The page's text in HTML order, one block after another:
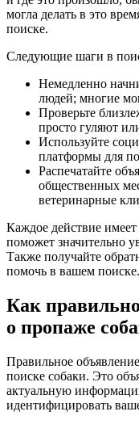
могла делать в это
поиске.
Следующие шаги в
Немедленно
людей; многие
Проверьте
просто гуляют
Используйте
платформы для
Распечатайте
общественных
ветеринарные
Каждое действие
поможет значительно
Также получайте
помочь в вашем поиске.
Как
о пропаже
Правильное
поиске собаки. Это
актуальную
идентифицировать